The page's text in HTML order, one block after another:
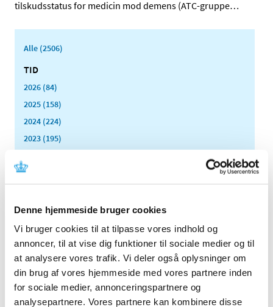
Denne hjemmeside bruger cookies
Vi bruger cookies til at tilpasse vores indhold og
annoncer, til at vise dig funktioner til sociale medier og til
at analysere vores trafik. Vi deler også oplysninger om
din brug af vores hjemmeside med vores partnere inden
for sociale medier, annonceringspartnere og
analysepartnere. Vores partnere kan kombinere disse
tilskudsstatus for medicin mod demens (ATC-gruppe…
Alle (2506)
TID
2026 (84)
2025 (158)
2024 (224)
2023 (195)
2021 (516)
2019 (159)
2018 (150)
2017 (167)
2016 (167)
2015 (33)
december (4)